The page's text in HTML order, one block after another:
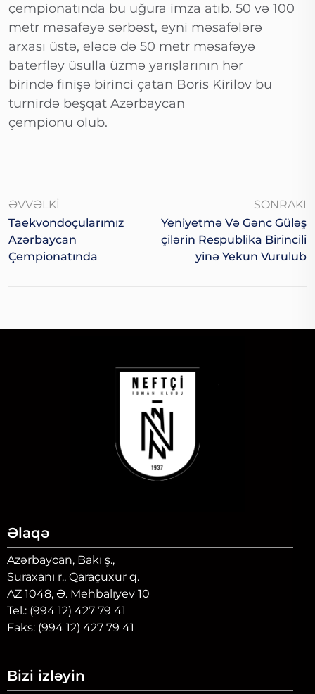
çempionatında bu uğura imza atıb. 50 və 100
metr məsafəyə sərbəst, eyni məsafələrə
arxası üstə, eləcə də 50 metr məsafəyə
baterfləy üsulla üzmə yarışlarının hər
birində finişə birinci çatan Boris Kirilov bu
turnirdə beşqat Azərbaycan
çempionu olub.
ƏVVƏLKI
Taekvondoçularımız
Azərbaycan
Çempionatında
SONRAKI
Yeniyetmə Və Gənc Güləş
Çilərin Respublika Birincili
Yinə Yekun Vurulub
Əlaqə
Azərbaycan, Bakı ş.,
Suraxanı r., Qaraçuxur q.
AZ 1048, Ə. Mehbalıyev 10
Tel.: (994 12) 427 79 41
Faks: (994 12) 427 79 41
Bizi izləyin